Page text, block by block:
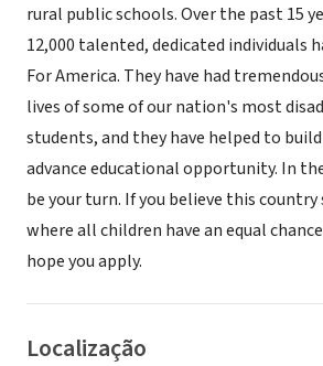
rural public schools. Over the past 15
12,000 talented, dedicated individuals
For America. They have had
lives of some of our nation's most
students, and they have helped to
advance educational opportunity. In
be your turn. If you believe this country
where all children have an equal
hope you apply.
Localização